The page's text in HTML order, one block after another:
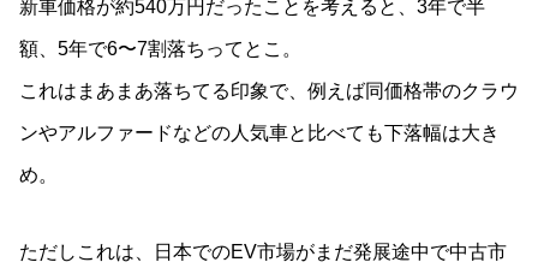
新車価格が約540万円だったことを考えると、3年で半
額、5年で6〜7割落ちってとこ。
これはまあまあ落ちてる印象で、例えば同価格帯のクラウ
ンやアルファードなどの人気車と比べても下落幅は大き
め。
ただしこれは、日本でのEV市場がまだ発展途中で中古市